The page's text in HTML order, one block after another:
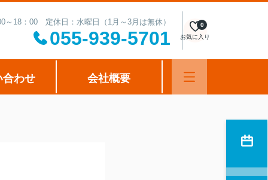
～18：00 定休日：水曜日（1月～3月は無休）
055-939-5701 お気に入り
0
合わせ 会社概要